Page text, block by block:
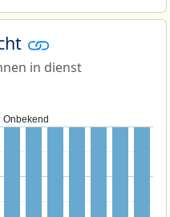
in dienst
Onbekend